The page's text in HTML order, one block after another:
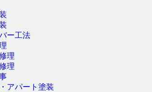
ー工法
理
理
アパート塗装